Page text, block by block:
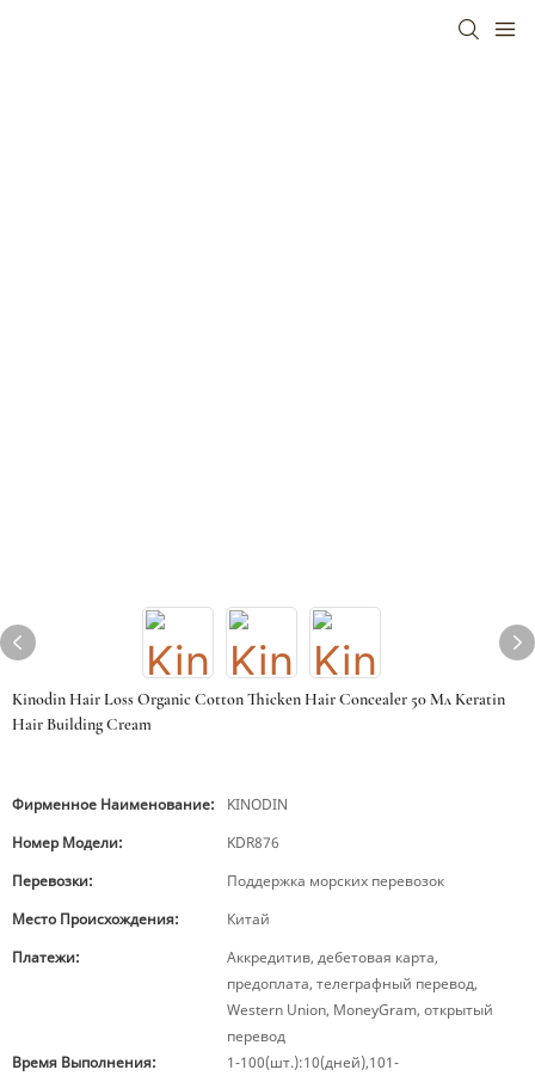
Kinodin Hair Loss Organic Cotton Thicken Hair Concealer 50 Мл Keratin
Hair Building Cream
Фирменное Наименование:
KINODIN
Номер Модели:
KDR876
Перевозки:
Поддержка морских перевозок
Место Происхождения:
Китай
Платежи:
Аккредитив, дебетовая карта,
предоплата, телеграфный перевод,
Western Union, MoneyGram, открытый
перевод
Время Выполнения:
1-100(шт.):10(дней),101-